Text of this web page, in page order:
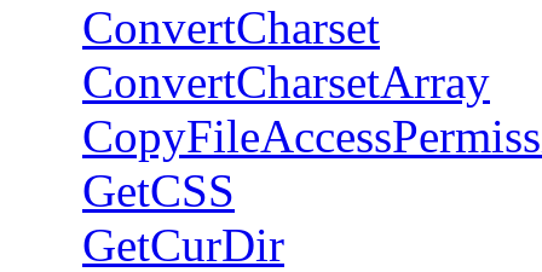
ConvertCharset
ConvertCharsetArray
GetCSS
GetCurDir